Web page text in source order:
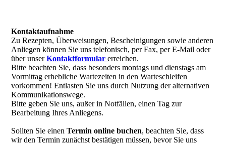
Kontaktaufnahme
Zu Rezepten, Überweisungen, Bescheinigungen sowie anderen
Anliegen können Sie uns telefonisch, per Fax, per E-Mail oder
über unserKontaktformularerreichen.
Bitte beachten Sie, dass besonders montags und dienstags am
Vormittag erhebliche Wartezeiten in den Warteschleifen
vorkommen! Ent­lasten Sie uns durch Nutzung der alternativen
Kommunikationswege.
Bitte geben Sie uns, außer in Notfällen, einen Tag zur
Bearbeitung Ihres Anliegens.
Sollten Sie einenTermin online buchen, beachten Sie, dass
wir den Termin zunächst bestätigen müssen, bevor Sie uns